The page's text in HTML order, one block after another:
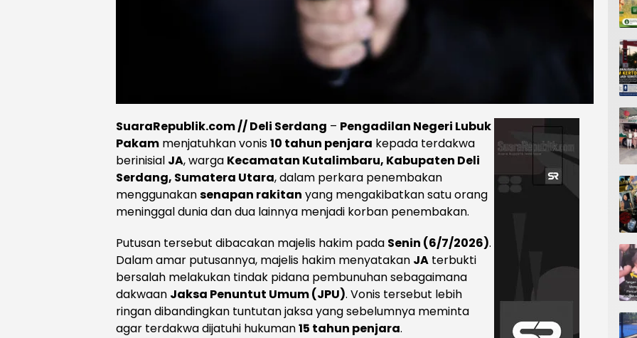
SuaraRepublik.com // Deli Serdang – Pengadilan Negeri Lubuk
Pakam menjatuhkan vonis10 tahun penjara kepada terdakwa
berinisial JA, warga Kecamatan Kutalimbaru, Kabupaten Deli
Serdang, Sumatera Utara, dalam perkara penembakan
menggunakansenapan rakitan yang mengakibatkan satu orang
meninggal dunia dan dua lainnya menjadi korban penembakan.
Putusan tersebut dibacakan majelis hakim pada Senin (6/7/2026).
Dalam amar putusannya, majelis hakim menyatakan JA terbukti
bersalah melakukan tindak pidana pembunuhan sebagaimana
dakwaan Jaksa Penuntut Umum (JPU). Vonis tersebut lebih
ringan dibandingkan tuntutan jaksa yang sebelumnya meminta
agar terdakwa dijatuhi hukuman15 tahun penjara.